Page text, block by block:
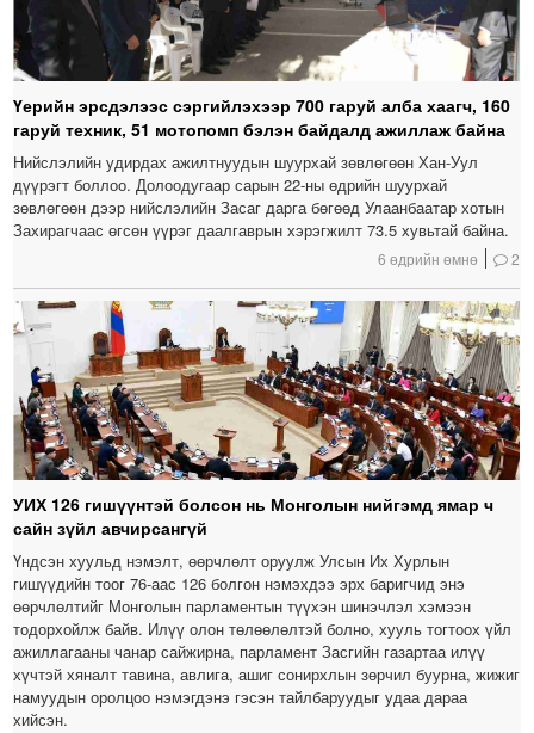
Үерийн эрсдэлээс сэргийлэхээр 700 гаруй алба хаагч, 160
гаруй техник, 51 мотопомп бэлэн байдалд ажиллаж байна
Нийслэлийн удирдах ажилтнуудын шуурхай зөвлөгөөн Хан-Уул
дүүрэгт боллоо. Долоодугаар сарын 22-ны өдрийн шуурхай
зөвлөгөөн дээр нийслэлийн Засаг дарга бөгөөд Улаанбаатар хотын
Захирагчаас өгсөн үүрэг даалгаврын хэрэгжилт 73.5 хувьтай байна.
6 өдрийн өмнө 2
УИХ 126 гишүүнтэй болсон нь Монголын нийгэмд ямар ч
сайн зүйл авчирсангүй
Үндсэн хуульд нэмэлт, өөрчлөлт оруулж Улсын Их Хурлын
гишүүдийн тоог 76-аас 126 болгон нэмэхдээ эрх баригчид энэ
өөрчлөлтийг Монголын парламентын түүхэн шинэчлэл хэмээн
тодорхойлж байв. Илүү олон төлөөлөлтэй болно, хууль тогтоох үйл
ажиллагааны чанар сайжирна, парламент Засгийн газартаа илүү
хүчтэй хяналт тавина, авлига, ашиг сонирхлын зөрчил буурна, жижиг
намуудын оролцоо нэмэгдэнэ гэсэн тайлбаруудыг удаа дараа
хийсэн.